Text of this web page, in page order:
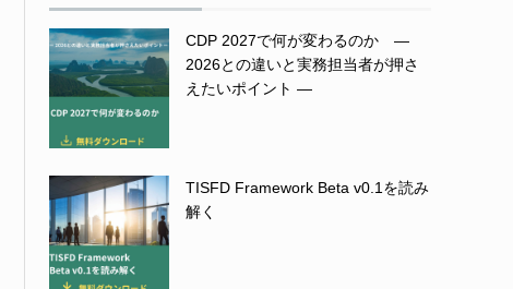
CDP 2027で何が変わるのか ―
2026との違いと実務担当者が押さ
えたいポイント ―
TISFD Framework Beta v0.1を読み
解く